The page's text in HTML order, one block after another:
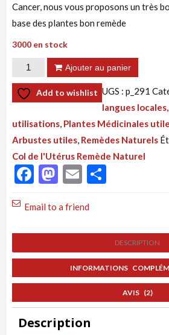
sur
notations
client
Cancer, nous vous proposons un très
base des plantes bon remède
3000 en stock
quantité
de
Tisane
:
Cancer
du
Col
l'Utérus,
par
les
Ajouter au panier
Add to wishlist UGS : p_291
langues
utilisations, Plantes Médicinales
Arbustes utiles, Remèdes Naturels
Col de l'Utérus Remède Naturel
Facebook
Mastodon
Email
Email to a friend
DESCRIPTION
INFORMATIONS
AVIS (2)
Description